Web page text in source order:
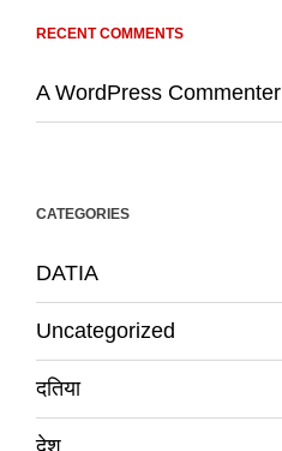
RECENT COMMENTS
A WordPress Commenter
CATEGORIES
DATIA
Uncategorized
दतिया